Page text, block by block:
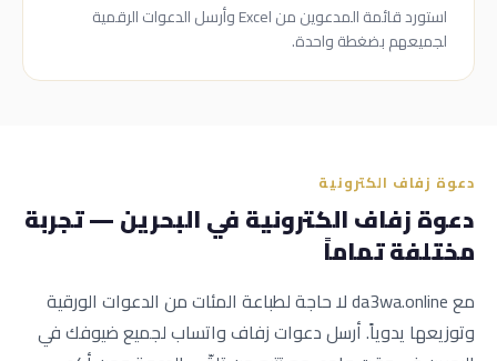
استورد قائمة المدعوين من Excel وأرسل الدعوات الرقمية
لجميعهم بضغطة واحدة.
دعوة زفاف الكترونية
دعوة زفاف الكترونية في البحرين — تجربة
مختلفة تماماً
مع da3wa.online لا حاجة لطباعة المئات من الدعوات الورقية
وتوزيعها يدوياً. أرسل دعوات زفاف واتساب لجميع ضيوفك في